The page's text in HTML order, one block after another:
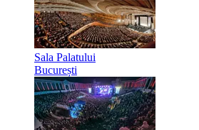
Sala Palatului
București